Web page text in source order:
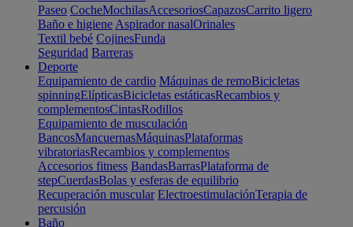
Paseo CocheMochilasAccesoriosCapazosCarrito ligero
Baño e higiene Aspirador nasalOrinales
Textil bebé CojinesFunda
Seguridad Barreras
Deporte
Equipamiento de cardio Máquinas de remoBicicletas
spinningElípticasBicicletas estáticasRecambios y
complementosCintasRodillos
Equipamiento de musculación
BancosMancuernasMáquinasPlataformas
vibratoriasRecambios y complementos
Accesorios fitness BandasBarrasPlataforma de
stepCuerdasBolas y esferas de equilibrio
Recuperación muscular ElectroestimulaciónTerapia de
percusión
Baño